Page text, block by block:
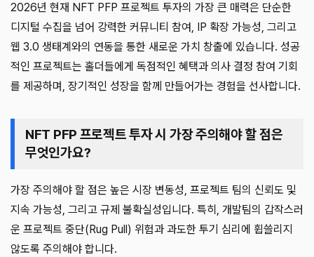
2026년 현재 NFT PFP 프로젝트 투자의 가장 큰 매력은 단순한
디지털 수집을 넘어 강력한 커뮤니티 참여, IP 확장 가능성, 그리고
웹 3.0 생태계와의 연동을 통한 새로운 가치 창출에 있습니다. 성공
적인 프로젝트는 홀더들에게 독점적인 혜택과 의사 결정 참여 기회
를 제공하며, 장기적인 성장을 함께 만들어가는 경험을 선사합니다.
NFT PFP 프로젝트 투자 시 가장 주의해야 할 점은
무엇인가요?
가장 주의해야 할 점은 높은 시장 변동성, 프로젝트 팀의 신뢰도 및
지속 가능성, 그리고 규제 불확실성입니다. 특히, 개발팀의 갑작스러
운 프로젝트 중단(Rug Pull) 위험과 과도한 투기 심리에 휩쓸리지
않도록 주의해야 합니다.